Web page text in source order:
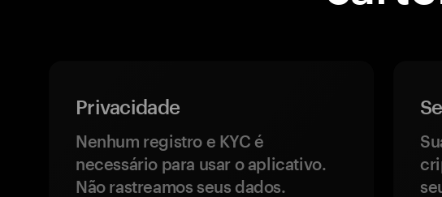
Privacidade
Nenhum registro e KYC é
necessário para usar o aplicativo.
Não rastreamos seus dados.